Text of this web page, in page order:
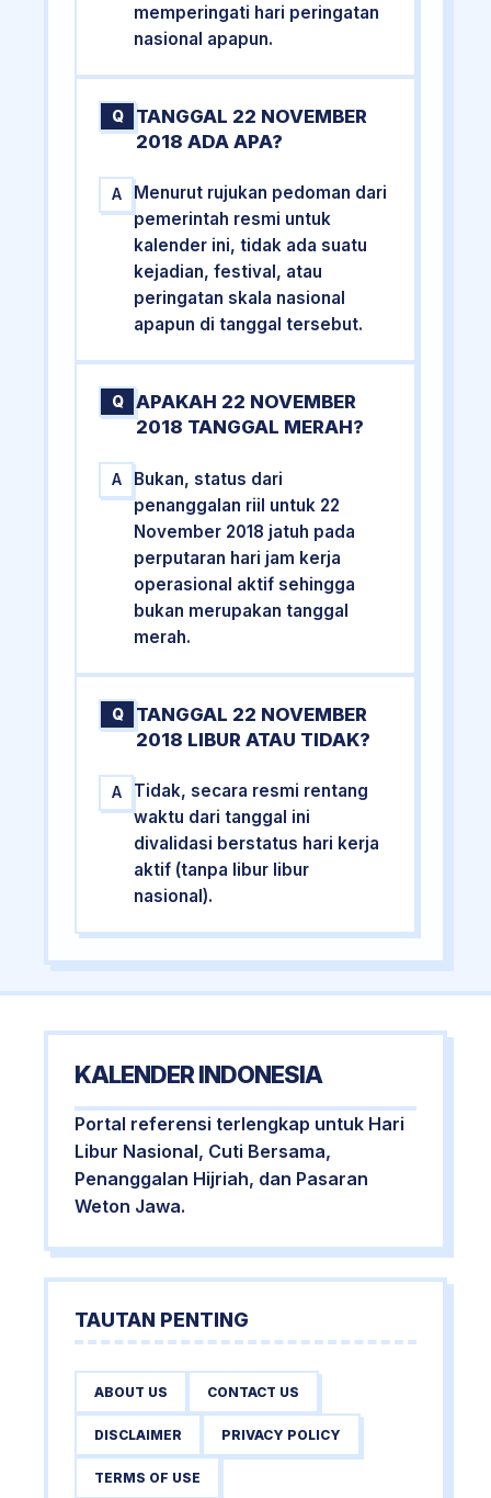
memperingati hari peringatan
nasional apapun.
Q
TANGGAL 22 NOVEMBER
2018 ADA APA?
A
Menurut rujukan pedoman dari
pemerintah resmi untuk
kalender ini, tidak ada suatu
kejadian, festival, atau
peringatan skala nasional
apapun di tanggal tersebut.
Q
APAKAH 22 NOVEMBER
2018 TANGGAL MERAH?
A
Bukan, status dari
penanggalan riil untuk 22
November 2018 jatuh pada
perputaran hari jam kerja
operasional aktif sehingga
bukan merupakan tanggal
merah.
Q
TANGGAL 22 NOVEMBER
2018 LIBUR ATAU TIDAK?
A
Tidak, secara resmi rentang
waktu dari tanggal ini
divalidasi berstatus hari kerja
aktif (tanpa libur libur
nasional).
KALENDER INDONESIA
Portal referensi terlengkap untuk Hari
Libur Nasional, Cuti Bersama,
Penanggalan Hijriah, dan Pasaran
Weton Jawa.
TAUTAN PENTING
ABOUT US CONTACT US
DISCLAIMER PRIVACY POLICY
TERMS OF USE